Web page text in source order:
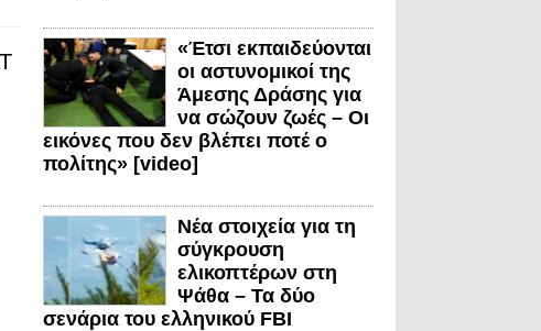
«Έτσι εκπαιδεύονται
οι αστυνομικοί της
Άμεσης Δράσης για
να σώζουν ζωές – Οι
εικόνες που δεν βλέπει ποτέ ο
πολίτης» [video]
Νέα στοιχεία για τη
σύγκρουση
ελικοπτέρων στη
Ψάθα – Τα δύο
σενάρια του ελληνικού FBI